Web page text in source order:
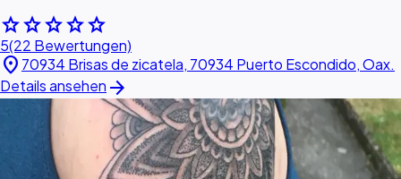
starstarstarstarstar
5(22 Bewertungen)
location_on 70934 Brisas de zicatela, 70934 Puerto Escondido, Oax.
Details ansehen arrow_forward